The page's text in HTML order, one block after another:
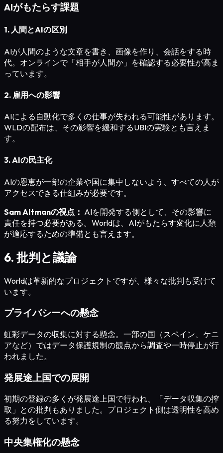
AIがもたらす課題
1. 人間とAIの区別
AIが人間のような文章を書き、画像を作り、会話をする時
代。オンラインで「相手が人間か」を確認する必要性が高ま
っています。
2. 雇用への影響
AIによる自動化で多くの仕事が失われる可能性があります。
WLDの配布は、その影響を緩和するUBIの実験とも言えま
す。
3. AIの民主化
AIの恩恵が一部の企業や国に集中しないよう、すべての人が
アクセスできる仕組みが必要です。
Sam Altmanの視点： AIを開発する側として、その影響に
責任を持つ必要がある。Worldは、AIがもたらす変化に人類
が適応するための準備とも言えます。
6. 批判と議論
Worldは革新的なプロジェクトですが、様々な批判も受けて
います。
プライバシーへの懸念
虹彩データの収集に対する懸念。一部の国（スペイン、ケニ
アなど）ではデータ保護規制の観点から調査や一時停止が行
われました。
発展途上国での展開
初期の登録の多くが発展途上国で行われ、「データ収集の搾
取」との批判もありました。プロジェクト側は透明性を高め
る努力をしています。
中央集権化の懸念